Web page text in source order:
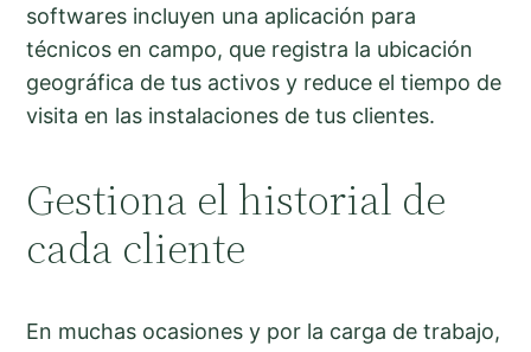
softwares incluyen una aplicación para
técnicos en campo, que registra la ubicación
geográfica de tus activos y reduce el tiempo de
visita en las instalaciones de tus clientes.
Gestiona el historial de
cada cliente
En muchas ocasiones y por la carga de trabajo,